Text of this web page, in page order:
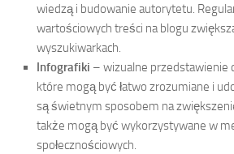
wiedzą i budowanie autorytetu.
wartościowych treści na blogu
wyszukiwarkach.
Infografiki – wizualne przedstawienie
które mogą być łatwo zrozumiane i
są świetnym sposobem na
także mogą być wykorzystywane w
społecznościowych.